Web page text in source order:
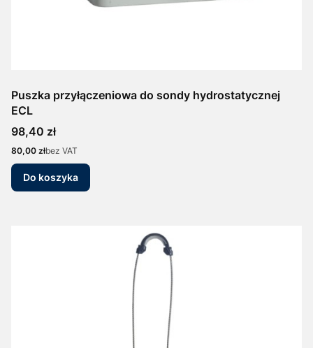
Puszka przyłączeniowa do sondy hydrostatycznej
ECL
Cena
98,40 zł
Cena
80,00 złbez VAT
Do koszyka